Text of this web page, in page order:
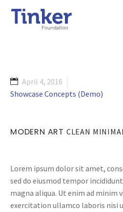
April 4, 2016
Showcase Concepts (Demo)
MODERN ART CLEAN
Lorem ipsum dolor sit amet,
sed do eiusmod tempor
magna aliqua. Ut enim ad minim
exercitation ullamco laboris nisi